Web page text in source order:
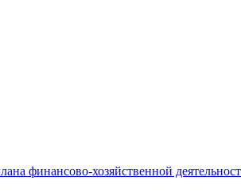
финансово-хозяйственной